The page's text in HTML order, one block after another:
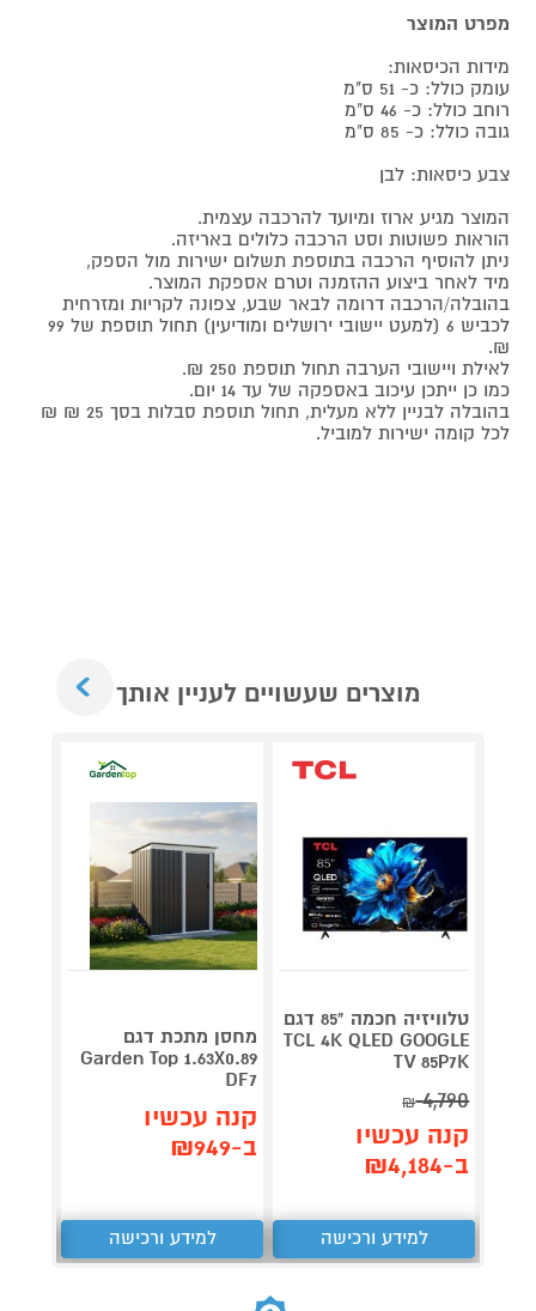
מפרט המוצר
מידות הכיסאות:
עומק כולל: כ- 51 ס"מ
רוחב כולל: כ- 46 ס"מ
גובה כולל: כ- 85 ס"מ
צבע כיסאות: לבן
המוצר מגיע ארוז ומיועד להרכבה עצמית.
הוראות פשוטות וסט הרכבה כלולים באריזה.
ניתן להוסיף הרכבה בתוספת תשלום ישירות מול הספק,
מיד לאחר ביצוע ההזמנה וטרם אספקת המוצר.
בהובלה/הרכבה דרומה לבאר שבע, צפונה לקריות ומזרחית
לכביש 6 (למעט יישובי ירושלים ומודיעין) תחול תוספת של 99
₪.
לאילת ויישובי הערבה תחול תוספת 250 ₪.
כמו כן ייתכן עיכוב באספקה של עד 14 יום.
בהובלה לבניין ללא מעלית, תחול תוספת סבלות בסך 25 ₪ ₪
לכל קומה ישירות למוביל.
מוצרים שעשויים לעניין אותך
טלוויזיה חכמה "85 דגם
TCL 4K QLED GOOGLE
TV 85P7K
4,790
₪
קנה עכשיו
ב-₪4,184
למידע ורכישה
מחסן מתכת דגם
Garden Top 1.63X0.89
DF7
קנה עכשיו
ב-₪949
למידע ורכישה